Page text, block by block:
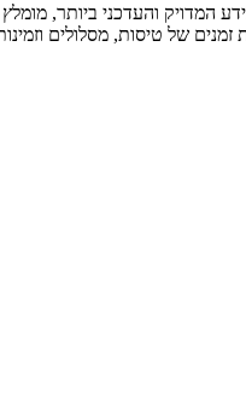
והעדכני ביותר,
של טיסות, מסלולים